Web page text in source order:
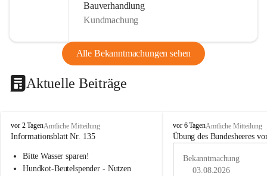
Bauverhandlung
Kundmachung
Alle Bekanntmachungen sehen
Aktuelle Beiträge
B
u
h
vor 2 TagenAmtliche Mitteilung
Informationsblatt Nr. 135
Bitte Wasser sparen!
Hundkot-Beutelspender - Nutzen
B
u
vor 6 TagenAmtliche Mitteilung
Übung des Bundesheeres
Bekanntmachung
03.08.2026